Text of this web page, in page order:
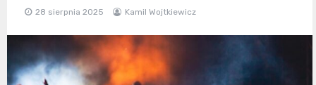
28 sierpnia 2025 Kamil Wojtkiewicz